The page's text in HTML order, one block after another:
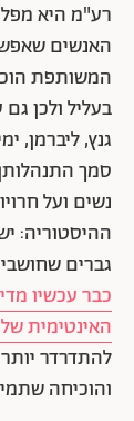
רע"מ היא
האנשים
המשותפת
בעליל ולכן
גנץ, ליברמן,
סמך
נשים ועל
ההיסטוריה:
גברים
כבר עכשיו
האינטימית
להתדרדר
והוכיחה